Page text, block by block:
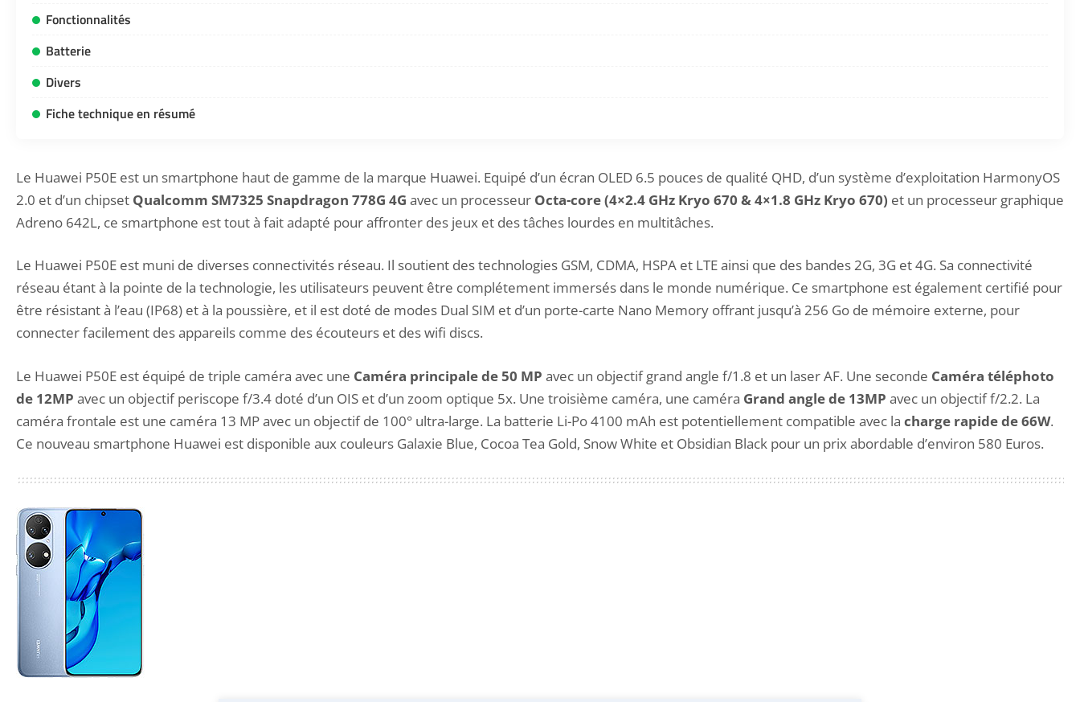
Fonctionnalités
Batterie
Divers
Fiche technique en résumé
Le Huawei P50E est un smartphone haut de gamme de la marque Huawei. Equipé d’un écran OLED 6.5 pouces de qualité QHD, d’un système d’exploitation HarmonyOS
2.0 et d’un chipset Qualcomm SM7325 Snapdragon 778G 4G avec un processeur Octa-core (4×2.4 GHz Kryo 670 & 4×1.8 GHz Kryo 670) et un processeur graphique
Adreno 642L, ce smartphone est tout à fait adapté pour affronter des jeux et des tâches lourdes en multitâches.
Le Huawei P50E est muni de diverses connectivités réseau. Il soutient des technologies GSM, CDMA, HSPA et LTE ainsi que des bandes 2G, 3G et 4G. Sa connectivité
réseau étant à la pointe de la technologie, les utilisateurs peuvent être complétement immersés dans le monde numérique. Ce smartphone est également certifié pour
être résistant à l’eau (IP68) et à la poussière, et il est doté de modes Dual SIM et d’un porte-carte Nano Memory offrant jusqu’à 256 Go de mémoire externe, pour
connecter facilement des appareils comme des écouteurs et des wifi discs.
Le Huawei P50E est équipé de triple caméra avec une Caméra principale de 50 MP avec un objectif grand angle f/1.8 et un laser AF. Une seconde Caméra téléphoto
de 12MP avec un objectif periscope f/3.4 doté d’un OIS et d’un zoom optique 5x. Une troisième caméra, une caméra Grand angle de 13MP avec un objectif f/2.2. La
caméra frontale est une caméra 13 MP avec un objectif de 100° ultra-large. La batterie Li-Po 4100 mAh est potentiellement compatible avec la charge rapide de 66W.
Ce nouveau smartphone Huawei est disponible aux couleurs Galaxie Blue, Cocoa Tea Gold, Snow White et Obsidian Black pour un prix abordable d’environ 580 Euros.